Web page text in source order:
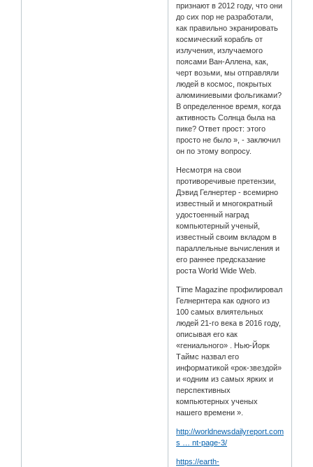
признают в 2012 году, что они
до сих пор не разработали,
как правильно экранировать
космический корабль от
излучения, излучаемого
поясами Ван-Аллена, как,
черт возьми, мы отправляли
людей в космос, покрытых
алюминиевыми фольгиками?
В определенное время, когда
активность Солнца была на
пике? Ответ прост: этого
просто не было », - заключил
он по этому вопросу.
Несмотря на свои
противоречивые претензии,
Дэвид Гелнертер - всемирно
известный и многократный
удостоенный наград
компьютерный ученый,
известный своим вкладом в
параллельные вычисления и
его раннее предсказание
роста World Wide Web.
Time Magazine профилировал
Гелнернтера как одного из
100 самых влиятельных
людей 21-го века в 2016 году,
описывая его как
«гениального» . Нью-Йорк
Таймс назвал его
информатикой «рок-звездой»
и «одним из самых ярких и
перспективных
компьютерных ученых
нашего времени ».
http://worldnewsdailyreport.com/trump-
s … nt-page-3/
https://earth-